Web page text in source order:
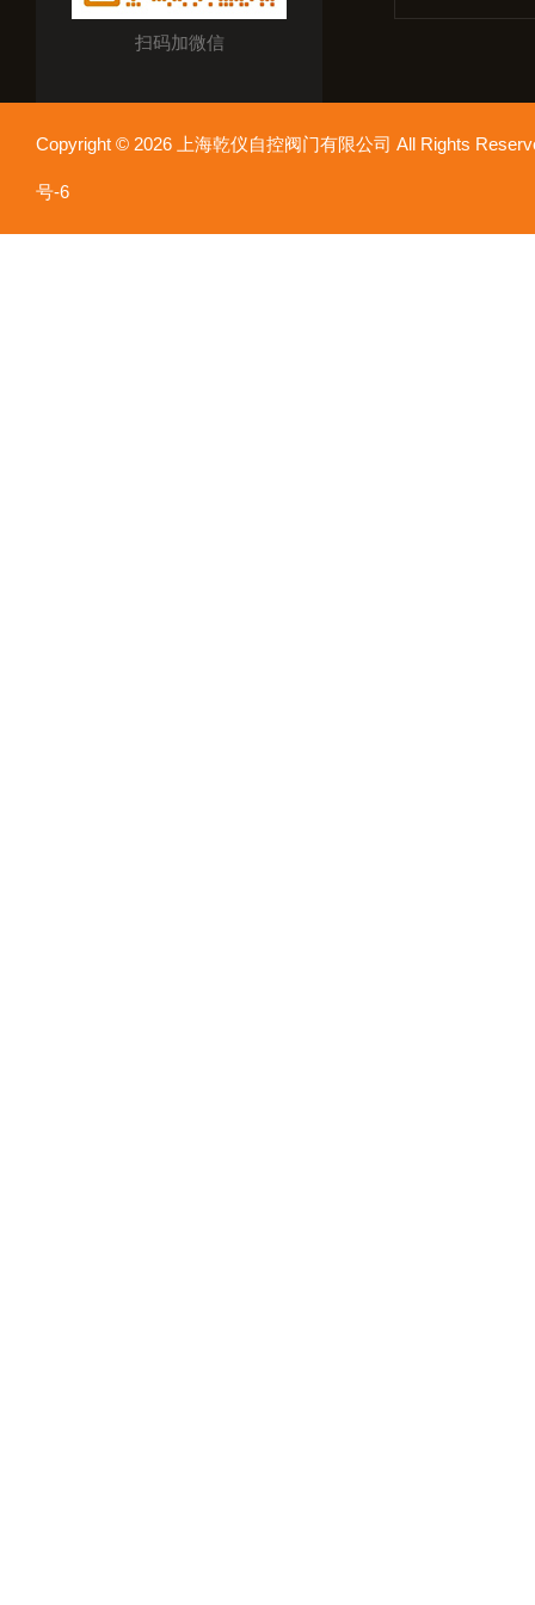
扫码加微信
Copyright © 2026 上海乾仪自控阀门有限公司 All Rights
号-6